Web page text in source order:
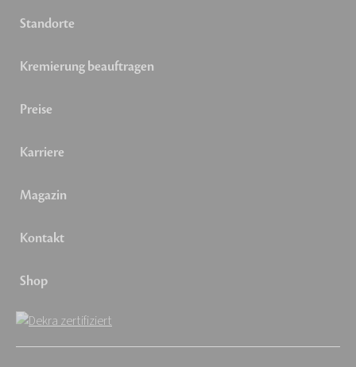
Standorte
Kremierung beauftragen
Preise
Karriere
Magazin
Kontakt
Shop